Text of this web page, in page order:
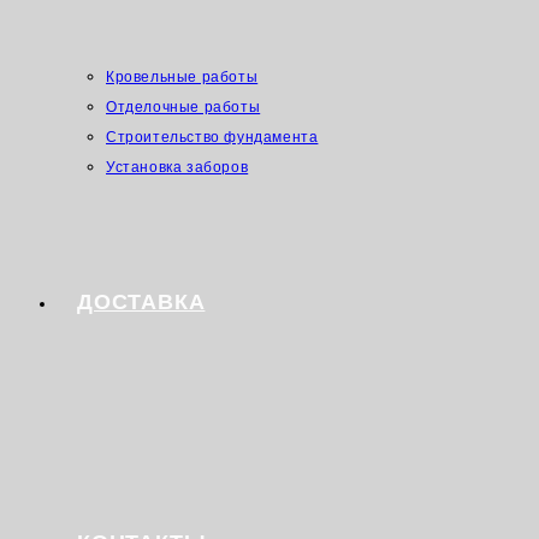
Кровельные работы
Отделочные работы
Строительство фундамента
Установка заборов
ДОСТАВКА